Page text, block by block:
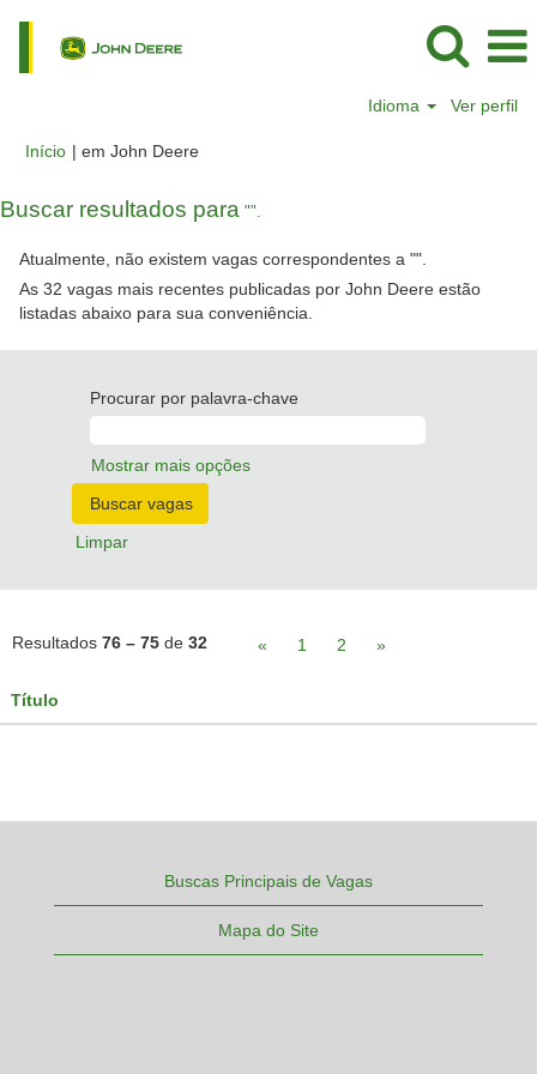
Idioma Ver perfil
Início | em John Deere(página
Buscar resultados para "".
Atualmente, não existem vagas correspondentes a "".
As 32 vagas mais recentes publicadas por John Deere estão
listadas abaixo para sua conveniência.
Procurar por palavra-chave
Mostrar mais opções
Limpar
Resultados 76 – 75 de 32 « 1 2 »
Título
Buscas Principais de Vagas
Mapa do Site